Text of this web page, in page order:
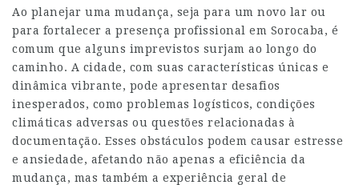
Ao planejar uma mudança, seja para um novo lar ou
para fortalecer a presença profissional em Sorocaba, é
comum que alguns imprevistos surjam ao longo do
caminho. A cidade, com suas características únicas e
dinâmica vibrante, pode apresentar desafios
inesperados, como problemas logísticos, condições
climáticas adversas ou questões relacionadas à
documentação. Esses obstáculos podem causar estresse
e ansiedade, afetando não apenas a eficiência da
mudança, mas também a experiência geral de